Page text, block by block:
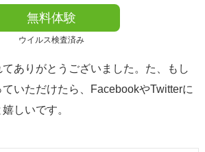
無料体験
ウイルス検査済み
ありがとうございました。た、もし
いただけたら、FacebookやTwitterに
しいです。